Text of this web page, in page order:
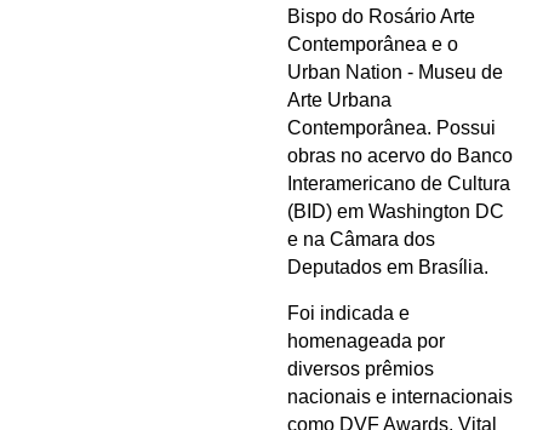
Bispo do Rosário Arte
Contemporânea e o
Urban Nation - Museu de
Arte Urbana
Contemporânea. Possui
obras no acervo do Banco
Interamericano de Cultura
(BID) em Washington DC
e na Câmara dos
Deputados em Brasília.
Foi indicada e
homenageada por
diversos prêmios
nacionais e internacionais
como DVF Awards, Vital